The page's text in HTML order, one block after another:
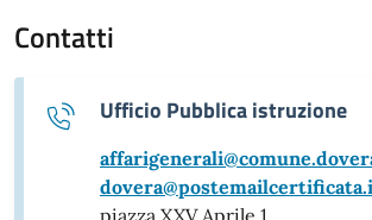
Contatti
Ufficio Pubblica istruzione